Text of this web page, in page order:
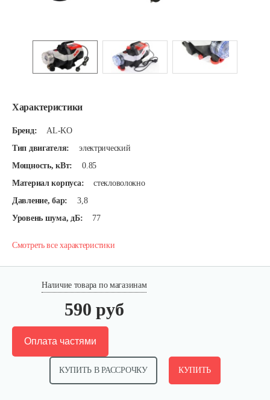
Характеристики
Бренд:
AL-KO
Тип двигателя:
электрический
Мощность, кВт:
0.85
Материал корпуса:
стекловолокно
Давление, бар:
3,8
Уровень шума, дБ:
77
Смотреть все характеристики
590 руб
Наличие товара по магазинам
КУПИТЬ В РАССРОЧКУ КУПИТЬ
Оплата частями